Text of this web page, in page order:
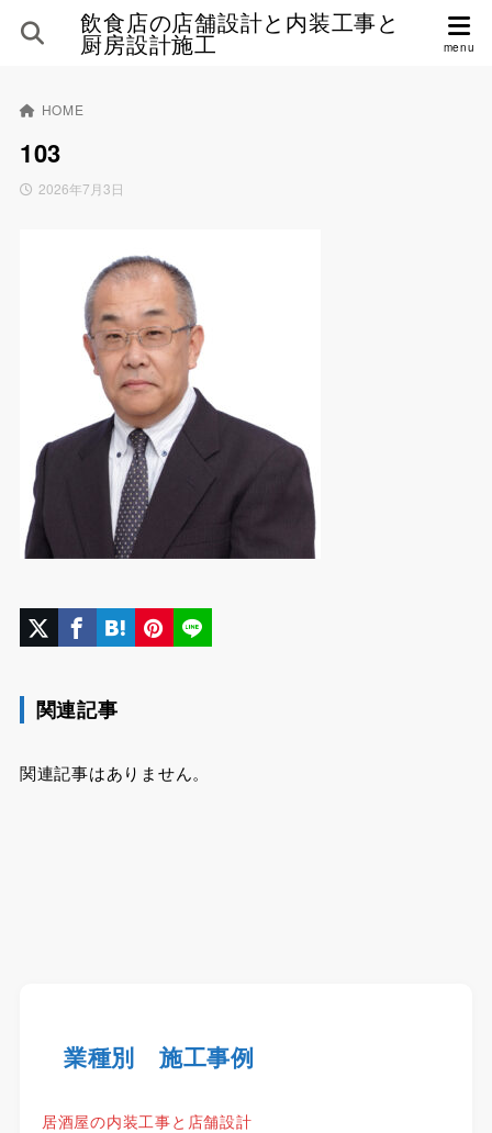
飲食店の店舗設計と内装工事と
厨房設計施工
HOME
103
2026年7月3日
関連記事
関連記事はありません。
業種別 施工事例
居酒屋の内装工事と店舗設計